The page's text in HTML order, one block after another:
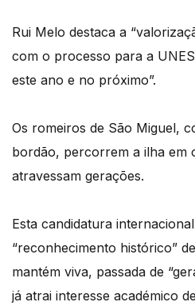
Rui Melo destaca a
com o processo para a
este ano e no próximo”.
Os romeiros de São Miguel,
bordão, percorrem a ilha em
atravessam gerações.
Esta candidatura
“reconhecimento histórico”
mantém viva, passada de
já atrai interesse académico